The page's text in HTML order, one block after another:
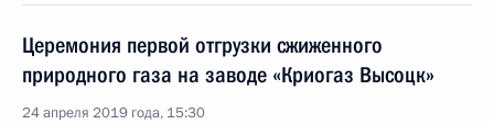
Церемония первой отгрузки сжиженного
природного газа на заводе «Криогаз Высоцк»
24 апреля 2019 года, 15:30